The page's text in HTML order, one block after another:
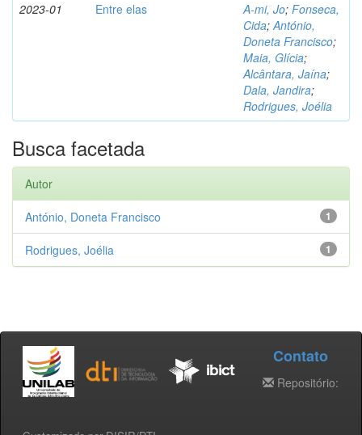
2023-01 Entre elas A-mi, Jo; Fonseca,
Cida;António,
Doneta Francisco;
Maia, Glícia;
Alcântara, Jaína;
Dala, Jandira;
Rodrigues, Joélia
Busca facetada
Autor
1
António, Doneta Francisco
1
Rodrigues, Joélia
Contato
Repositório: